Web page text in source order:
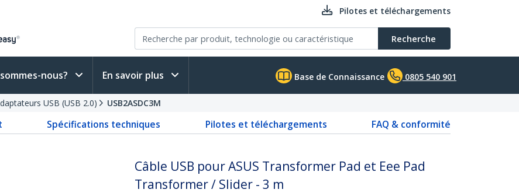
Pilotes et téléchargements
Recherche
nous? En savoir plus Base de Connaissance 0805 540 901
USB (USB 2.0) USB2ASDC3M
Spécifications techniques Pilotes et téléchargements
FAQ & conformité
Câble USB pour ASUS Transformer Pad et Eee Pad
Transformer / Slider - 3 m